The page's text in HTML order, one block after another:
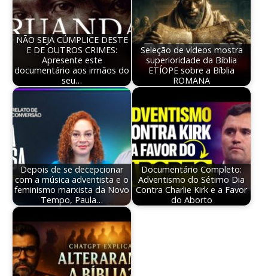
NÃO SEJA CÚMPLICE DESTE
E DE OUTROS CRIMES:
Apresente este
documentário aos irmãos do
seu…
Seleção de vídeos mostra
superioridade da Bíblia
ETÍOPE sobre a Bíblia
ROMANA
Depois de se decepcionar
com a música adventista e o
feminismo marxista da Novo
Tempo, Paula…
Documentário Completo:
Adventismo do Sétimo Dia
Contra Charlie Kirk e a Favor
do Aborto